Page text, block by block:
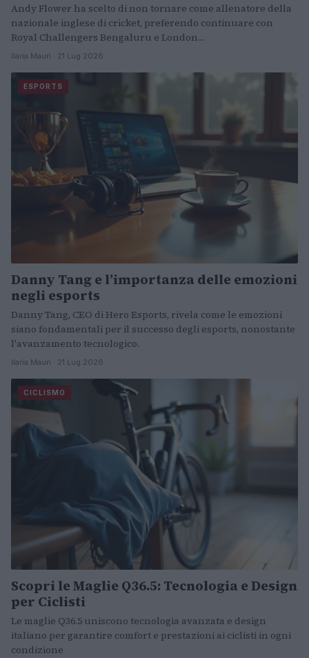
Andy Flower ha scelto di non tornare come allenatore della
nazionale inglese di cricket, preferendo continuare con
Royal Challengers Bengaluru e London…
Ilaria Mauri · 21 Lug 2026
ESPORTS
Danny Tang e l’importanza delle emozioni
negli esports
Danny Tang, CEO di Hero Esports, rivela come le emozioni
siano fondamentali per il successo degli esports, nonostante
l'avanzamento tecnologico.
Ilaria Mauri · 21 Lug 2026
CICLISMO
Scopri le Maglie Q36.5: Tecnologia e Design
per Ciclisti
Le maglie Q36.5 uniscono tecnologia avanzata e design
italiano per garantire comfort e prestazioni ai ciclisti in ogni
condizione